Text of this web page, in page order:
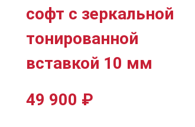
софт с зеркальной
тонированной
вставкой 10 мм
49 900 ₽